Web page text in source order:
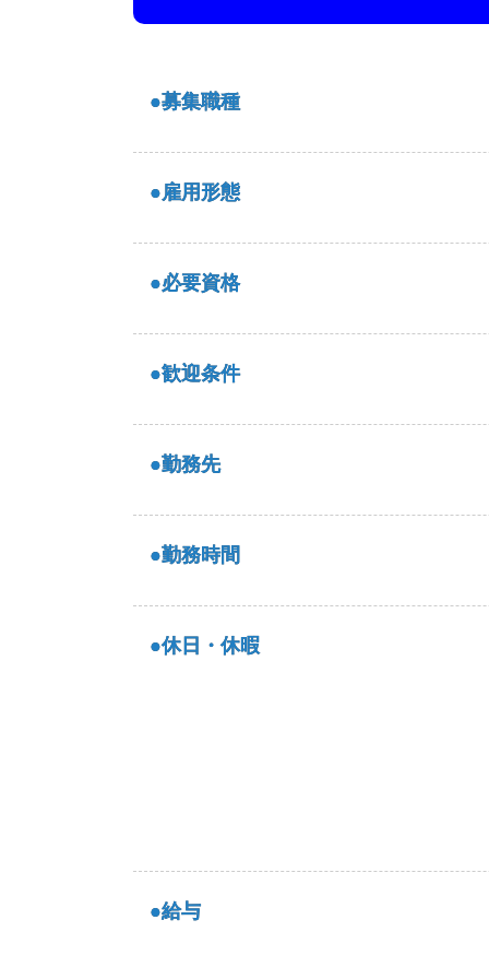
●募集職種
●雇用形態
●必要資格
●歓迎条件
●勤務先
●勤務時間
●休日・休暇
●給与